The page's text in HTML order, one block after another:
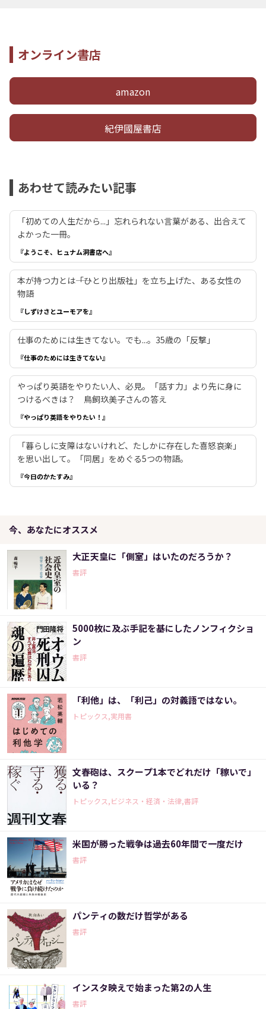
オンライン書店
amazon
紀伊國屋書店
あわせて読みたい記事
「初めての人生だから...」忘れられない言葉がある、出合えて
よかった一冊。
『ようこそ、ヒュナム洞書店へ』
本が持つ力とは――「ひとり出版社」を立ち上げた、ある女性の
物語
『しずけさとユーモアを』
仕事のためには生きてない。でも...。35歳の「反撃」
『仕事のためには生きてない』
やっぱり英語をやりたい人、必見。「話す力」より先に身に
つけるべきは？ 鳥飼玖美子さんの答え
『やっぱり英語をやりたい！』
「暮らしに支障はないけれど、たしかに存在した喜怒哀楽」
を思い出して。「同居」をめぐる5つの物語。
『今日のかたすみ』
今、あなたにオススメ
大正天皇に「側室」はいたのだろうか？
書評
5000枚に及ぶ手記を基にしたノンフィクショ
ン
書評
「利他」は、「利己」の対義語ではない。
トピックス,実用書
文春砲は、スクープ1本でどれだけ「稼いで」
いる？
トピックス,ビジネス・経済・法律,書評
米国が勝った戦争は過去60年間で一度だけ
書評
パンティの数だけ哲学がある
書評
インスタ映えで始まった第2の人生
書評